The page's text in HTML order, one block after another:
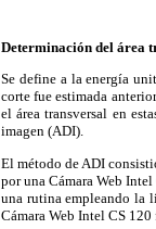
Determinación del área
Se define a la energía
corte fue estimada
el área transversal en
imagen (ADI).
El método de ADI
por una Cámara Web
una rutina empleando la
Cámara Web Intel CS